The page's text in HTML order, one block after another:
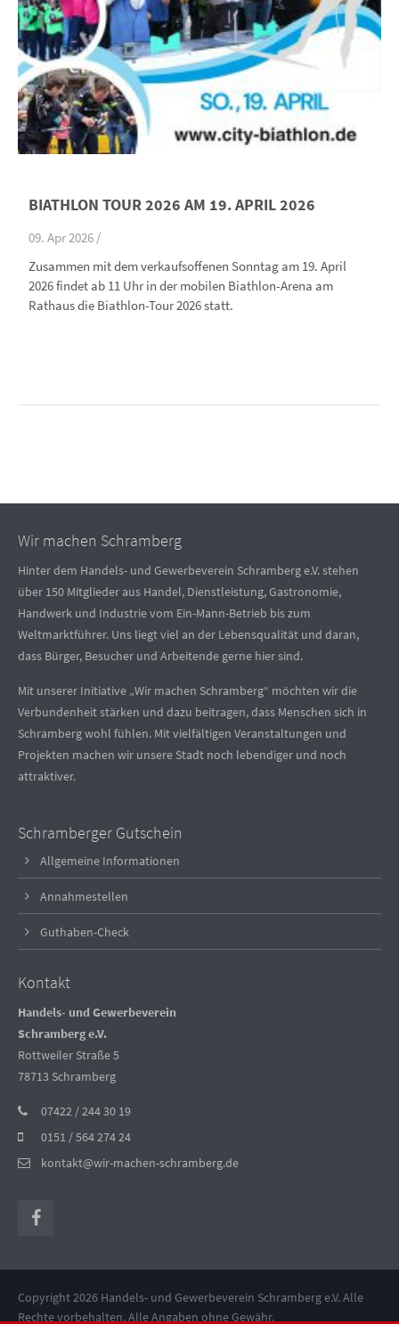
BIATHLON TOUR 2026 AM 19. APRIL 2026
09. Apr 2026 /
Zusammen mit dem verkaufsoffenen Sonntag am 19. April
2026 findet ab 11 Uhr in der mobilen Biathlon-Arena am
Rathaus die Biathlon-Tour 2026 statt.
Wir machen Schramberg
Hinter dem Handels- und Gewerbeverein Schramberg e.V. stehen
über 150 Mitglieder aus Handel, Dienstleistung, Gastronomie,
Handwerk und Industrie vom Ein-Mann-Betrieb bis zum
Weltmarktführer. Uns liegt viel an der Lebensqualität und daran,
dass Bürger, Besucher und Arbeitende gerne hier sind.
Mit unserer Initiative „Wir machen Schramberg“ möchten wir die
Verbundenheit stärken und dazu beitragen, dass Menschen sich in
Schramberg wohl fühlen. Mit vielfältigen Veranstaltungen und
Projekten machen wir unsere Stadt noch lebendiger und noch
attraktiver.
Schramberger Gutschein
Allgemeine Informationen
Annahmestellen
Guthaben-Check
Kontakt
Handels- und Gewerbeverein
Schramberg e.V.
Rottweiler Straße 5
78713 Schramberg
07422 / 244 30 19
0151 / 564 274 24
kontakt@wir-machen-schramberg.de
Copyright 2026 Handels- und Gewerbeverein Schramberg e.V. Alle
Rechte vorbehalten. Alle Angaben ohne Gewähr.